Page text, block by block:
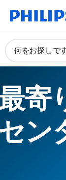
何をお探しで
寄
ン